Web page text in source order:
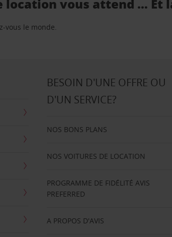
location vous attend … Et
vous le monde.
BESOIN D'UNE OFFRE OU
D'UN SERVICE?
NOS BONS PLANS
NOS VOITURES DE LOCATION
PROGRAMME DE FIDÉLITÉ AVIS
PREFERRED
A PROPOS D'AVIS